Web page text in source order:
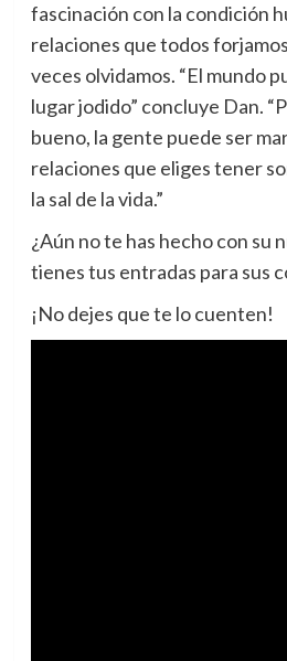
fascinación con la condición
relaciones que todos
veces olvidamos. “El mundo
lugar jodido” concluye Dan.
bueno, la gente puede ser
relaciones que eliges tener
la sal de la vida.”
¿Aún no te has hecho con su
tienes tus entradas para sus
¡No dejes que te lo cuenten!